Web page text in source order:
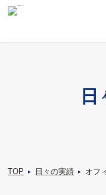
日
TOP ▸ 日々の実績 ▸ オフ